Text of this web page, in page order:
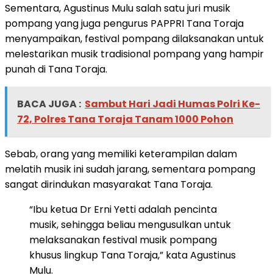
Sementara, Agustinus Mulu salah satu juri musik
pompang yang juga pengurus PAPPRI Tana Toraja
menyampaikan, festival pompang dilaksanakan untuk
melestarikan musik tradisional pompang yang hampir
punah di Tana Toraja.
BACA JUGA : Sambut Hari Jadi Humas Polri Ke-
72, Polres Tana Toraja Tanam 1000 Pohon
Sebab, orang yang memiliki keterampilan dalam
melatih musik ini sudah jarang, sementara pompang
sangat dirindukan masyarakat Tana Toraja.
“Ibu ketua Dr Erni Yetti adalah pencinta
musik, sehingga beliau mengusulkan untuk
melaksanakan festival musik pompang
khusus lingkup Tana Toraja,” kata Agustinus
Mulu.